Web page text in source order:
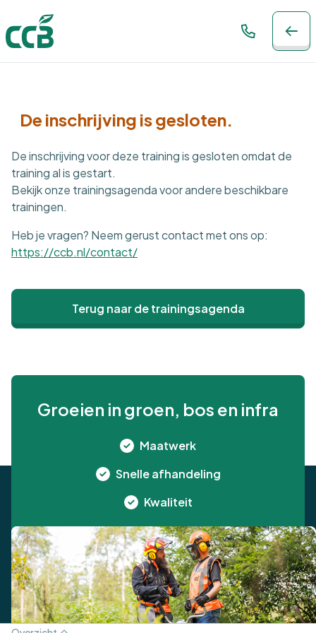
De inschrijving is gesloten.
De inschrijving voor deze training is gesloten omdat de
training al is gestart.
Bekijk onze trainingsagenda voor andere beschikbare
trainingen.
Heb je vragen? Neem gerust contact met ons op:
https://ccb.nl/contact/
Terug naar de trainingsagenda
Groeien in groen, bos en infra
Maatwerk
Snelle afhandeling
Kwaliteit
Algemene voorwaarden